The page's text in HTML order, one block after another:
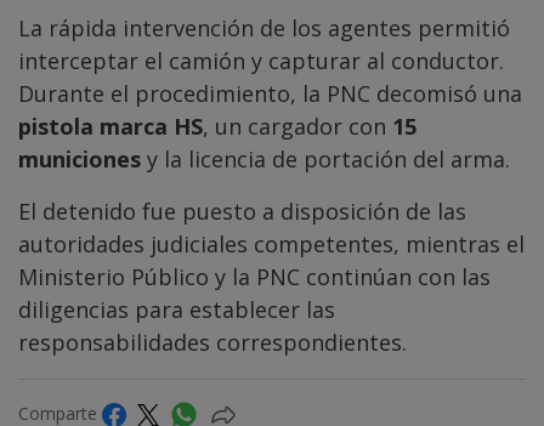
La rápida intervención de los agentes permitió
interceptar el camión y capturar al conductor.
Durante el procedimiento, la PNC decomisó una
pistola marca HS, un cargador con 15
municiones y la licencia de portación del arma.
El detenido fue puesto a disposición de las
autoridades judiciales competentes, mientras el
Ministerio Público y la PNC continúan con las
diligencias para establecer las
responsabilidades correspondientes.
Comparte